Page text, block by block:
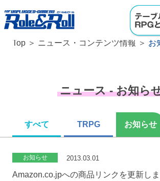
Top ニュース・コンテンツ情報 お
ニュース - お知ら
すべて TRPG お知らせ
お知らせ 2013.03.01
Amazon.co.jpへの商品リンクを更新しま